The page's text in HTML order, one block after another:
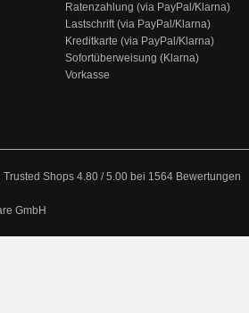
Ratenzahlung (via PayPal/Klarna)
Lastschrift (via PayPal/Klarna)
Kreditkarte (via PayPal/Klarna)
Sofortüberweisung (Klarna)
Vorkasse
Trusted Shops 4.80 /5.00 bei 1564 Bewertungen
GmbH